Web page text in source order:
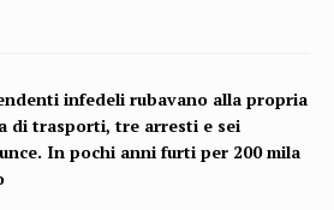
infedeli rubavano alla propria
di trasporti, tre arresti e sei
In pochi anni furti per 200 mila